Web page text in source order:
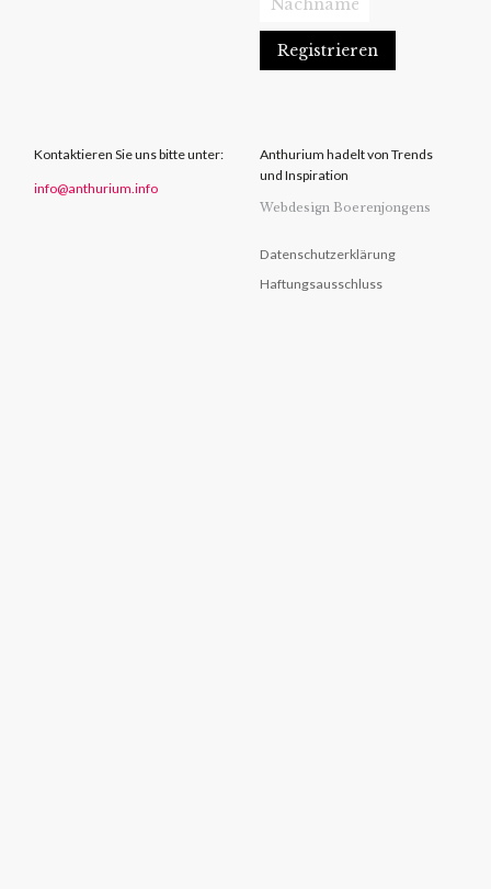
Kontaktieren Sie uns bitte unter:
info@anthurium.info
Anthurium hadelt von Trends
und Inspiration
Webdesign Boerenjongens
Datenschutzerklärung
Haftungsausschluss